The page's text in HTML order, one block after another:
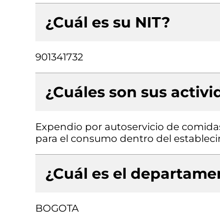
¿Cuál es su NIT?
901341732
¿Cuáles son sus
Expendio por autoservicio de
para el consumo dentro del
¿Cuál es el
BOGOTA